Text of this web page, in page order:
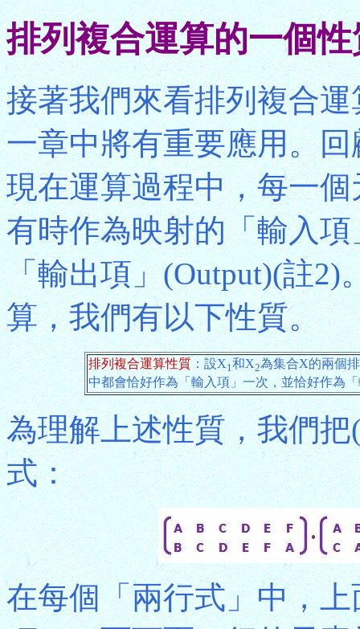
排列複合運算的一個性
接著我們來看排列複合
一章中將有重要應用。
現在運算過程中，每一
有時作為映射的「輸入
「輸出項」(Output)(註2)
算，我們有以下性質。
排列複合運算性質：設X1和X2為集合X的兩個
中都會恰好作為「輸入項」一次，並恰好作為
為理解上述性質，我們
式：
在每個「兩行式」中，